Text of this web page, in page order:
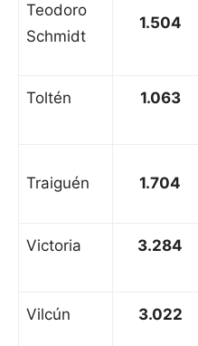
Teodoro
Schmidt
1.504
Toltén 1.063
Traiguén 1.704
Victoria 3.284
Vilcún 3.022